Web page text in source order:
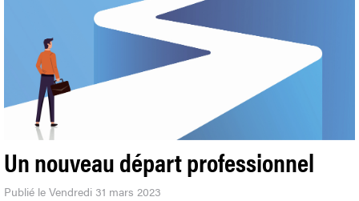
Un nouveau départ professionnel
Publié le Vendredi 31 mars 2023